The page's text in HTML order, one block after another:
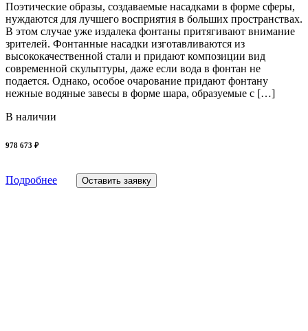
Поэтические образы, создаваемые насадками в форме сферы,
нуждаются для лучшего восприятия в больших пространствах.
В этом случае уже издалека фонтаны притягивают внимание
зрителей. Фонтанные насадки изготавливаются из
высококачественной стали и придают композиции вид
современной скульптуры, даже если вода в фонтан не
подается. Однако, особое очарование придают фонтану
нежные водяные завесы в форме шара, образуемые с […]
В наличии
978 673 ₽
Подробнее Оставить заявку